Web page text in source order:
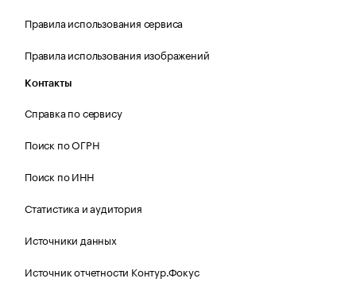
Правила использования сервиса
Правила использования изображений
Контакты
Справка по сервису
Поиск по ОГРН
Поиск по ИНН
Статистика и аудитория
Источники данных
Источник отчетности Контур.Фокус